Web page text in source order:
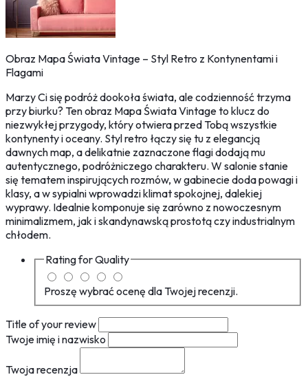
Obraz Mapa Świata Vintage – Styl Retro z Kontynentami i
Flagami
Marzy Ci się podróż dookoła świata, ale codzienność trzyma
przy biurku? Ten obraz Mapa Świata Vintage to klucz do
niezwykłej przygody, który otwiera przed Tobą wszystkie
kontynenty i oceany. Styl retro łączy się tu z elegancją
dawnych map, a delikatnie zaznaczone flagi dodają mu
autentycznego, podróżniczego charakteru. W salonie stanie
się tematem inspirujących rozmów, w gabinecie doda powagi i
klasy, a w sypialni wprowadzi klimat spokojnej, dalekiej
wyprawy. Idealnie komponuje się zarówno z nowoczesnym
minimalizmem, jak i skandynawską prostotą czy industrialnym
chłodem.
Rating forQuality
Proszę wybrać ocenę dla Twojej recenzji.
Title of your review
Twoje imię i nazwisko
Twoja recenzja